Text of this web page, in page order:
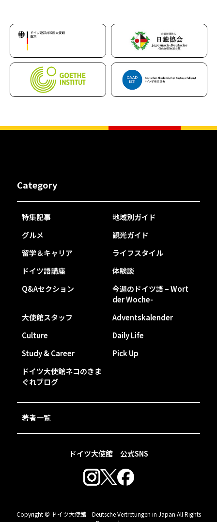
ドイツ大使館 公式SNS
Category
特集記事
地域別ガイド
グルメ
観光ガイド
留学＆キャリア
ライフスタイル
ドイツ語講座
体験談
Q&Aセクション
今週のドイツ語 – Wort
der Woche-
大使館スタッフ
Adventskalender
Culture
Daily Life
Study & Career
Pick Up
ドイツ大使館ネコのきま
ぐれブログ
著者一覧
Copyright © ドイツ大使館 Deutsche Vertretungen in Japan All Rights